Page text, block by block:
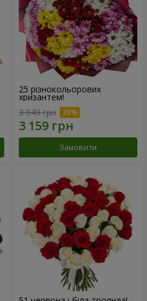
25 різнокольорових
хризантем!
3 949 грн
Замовити